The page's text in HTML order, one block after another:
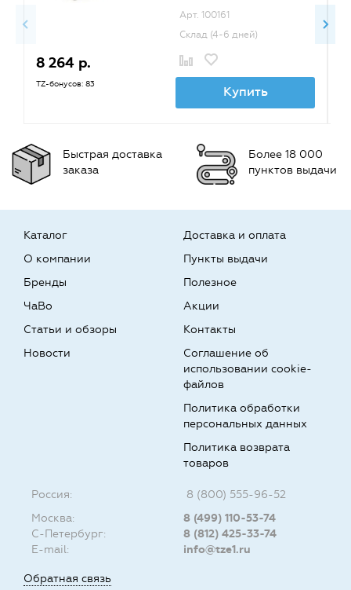
Арт. 100161
Склад (4-6 дней)
8 264 р.
TZ-бонусов: 83 Купить
Быстрая доставка
заказа
Более 18 000
пунктов выдачи
Каталог
О компании
Бренды
Доставка и оплата
Пункты выдачи
Полезное
ЧаВо
Статьи и обзоры
Новости
Акции
Контакты
Соглашение об
использовании cookie-
файлов
Политика обработки
персональных данных
Политика возврата
товаров
Россия:
8 (800) 555-96-52
Москва:
8 (499) 110-53-74
С-Петербург:
8 (812) 425-33-74
E-mail:
info@tze1.ru
Обратная связь